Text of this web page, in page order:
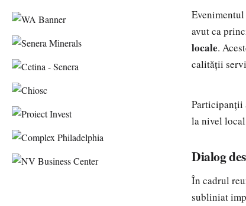
avut ca
locale.
calității
Participanții
la nivel
Dialog
În cadrul
subliniat